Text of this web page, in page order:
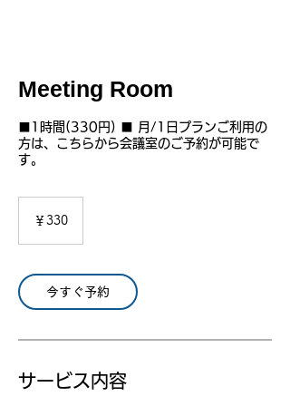
Meeting Room
■1時間(330円) ■ 月/1日プランご利用の
方は、こちらから会議室のご予約が可能で
す。
￥330
今すぐ予約
サービス内容